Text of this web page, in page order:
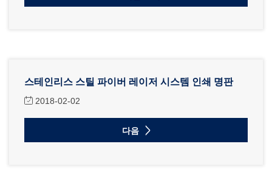
스테인리스 스틸 파이버 레이저 시스템 인쇄 명판
2018-02-02
다음